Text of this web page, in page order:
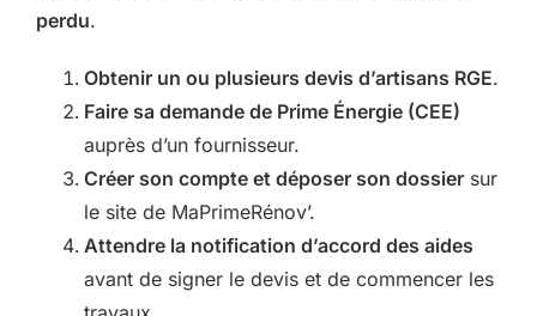
perdu.
Obtenir un ou plusieurs devis d’artisans RGE.
Faire sa demande de Prime Énergie (CEE)
auprès d’un fournisseur.
Créer son compte et déposer son dossier sur
le site de MaPrimeRénov’.
Attendre la notification d’accord des aides
avant de signer le devis et de commencer les